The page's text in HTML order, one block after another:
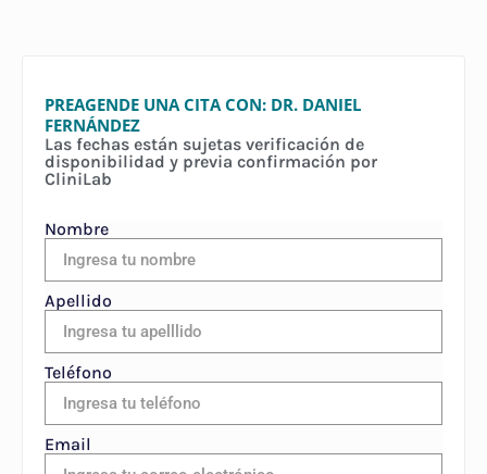
PREAGENDE UNA CITA CON: DR. DANIEL
FERNÁNDEZ
Las fechas están sujetas verificación de
disponibilidad y previa confirmación por
CliniLab
Nombre
Apellido
Teléfono
Email